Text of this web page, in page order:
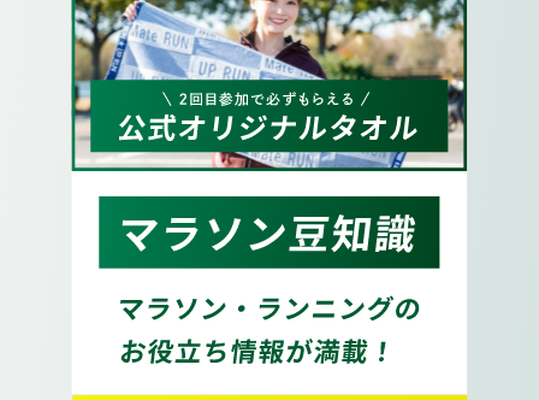
12. 矢印の方向へ道なりに進みます。